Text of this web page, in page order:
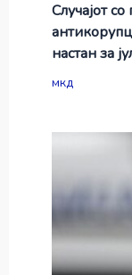
Случајот
настан за
мкд